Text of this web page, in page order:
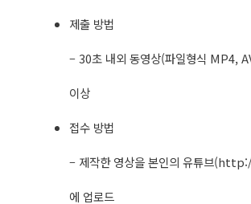
제출 방법
– 30초 내외 동영상(파일형식 MP4,
이상
접수 방법
– 제작한 영상을 본인의 유튜브
에 업로드